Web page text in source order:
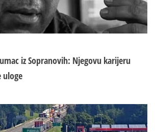
iz Sopranovih: Njegovu karijeru
uloge